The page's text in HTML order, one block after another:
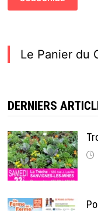
Le Panier du
DERNIERS